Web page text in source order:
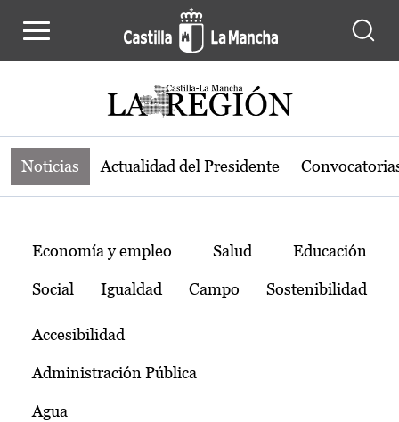
Noticias de la región de Castilla-La
Noticias Actualidad del Presidente
Temas
Economía y empleo Salud Educación
Social Igualdad Campo Sostenibilidad
Accesibilidad
Administración Pública
Agua